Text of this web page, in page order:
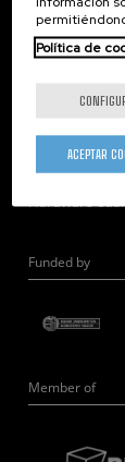
Microscopía
Teoría
Microscopía
Hardware
Funded by
Member of
Política de
ACEPTAR